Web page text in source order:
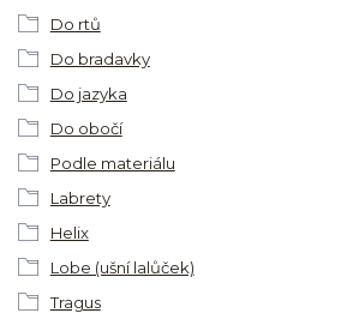
Do rtů
Do bradavky
Do jazyka
Do obočí
Podle materiálu
Labrety
Helix
Lobe (ušní lalůček)
Tragus